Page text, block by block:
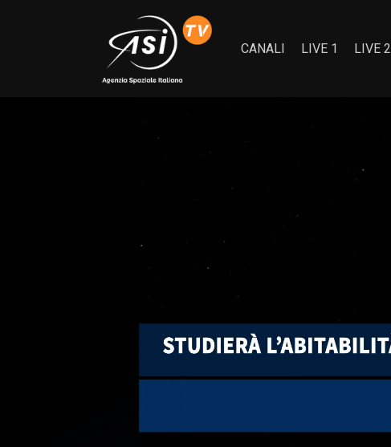
CANALI LIVE 1 LIVE 2